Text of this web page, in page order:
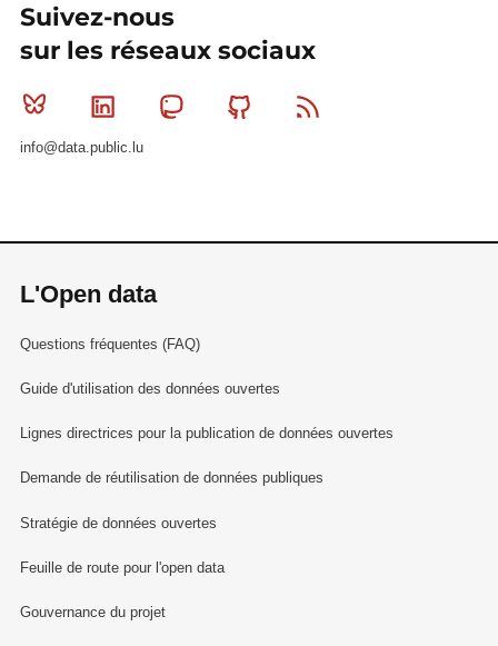
Suivez-nous
sur les réseaux sociaux
Bluesky Linkedin MastodonGithub
info@data.public.lu
L'Open data
Questions fréquentes (FAQ)
Guide d'utilisation des données ouvertes
Lignes directrices pour la publication de données ouvertes
Demande de réutilisation de données publiques
Stratégie de données ouvertes
Feuille de route pour l'open data
Gouvernance du projet